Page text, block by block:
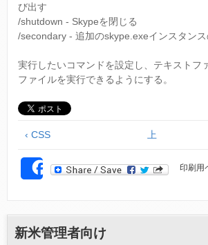
び出す
/shutdown - Skypeを閉じる
/secondary - 追加のskype.exeインスタン
実行したいコマンドを設定し、テキスト
ファイルを実行できるようにする。
‹ CSS 上
SHARE 印刷用
新米管理者向け